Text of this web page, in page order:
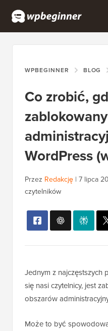
WPBEGINNER BLOG
Co zrobić,
WordPress
Przez Redakcję | 7 lipca
czytelników
Jednym z najczęstszych
się nasi czytelnicy, jest
obszarów
Może to być